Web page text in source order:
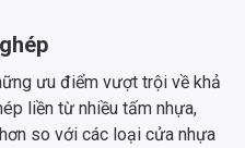
ưu điểm vượt trội về khả
liền từ nhiều tấm nhựa,
so với các loại cửa nhựa